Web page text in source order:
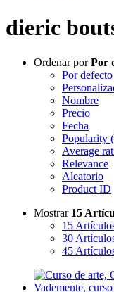
dieric
Ordenar porPor
Por defecto
Nombre
Precio
Fecha
Popularity
Average
Relevance
Aleatorio
Product ID
Mostrar 15
15
30
45